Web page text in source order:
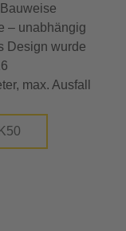
– unabhängig
Design wurde
max. Ausfall